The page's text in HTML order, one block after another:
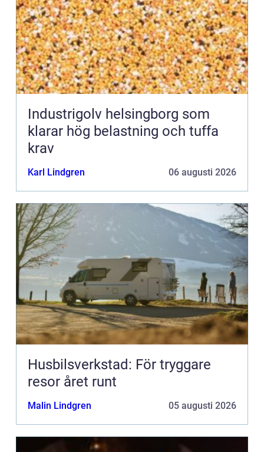
Industrigolv helsingborg som
klarar hög belastning och tuffa
krav
Karl Lindgren 06 augusti 2026
Husbilsverkstad: För tryggare
resor året runt
Malin Lindgren 05 augusti 2026